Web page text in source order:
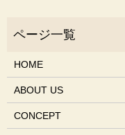
HOME
ABOUT US
CONCEPT